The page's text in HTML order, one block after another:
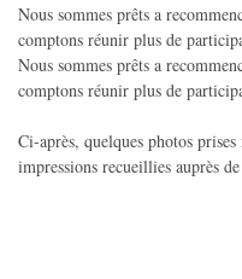
Nous sommes prêts a
comptons réunir plus de
Nous sommes prêts a
comptons réunir plus de
Ci-après, quelques photos
impressions recueillies auprès